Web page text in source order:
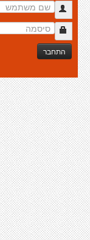
התחבר